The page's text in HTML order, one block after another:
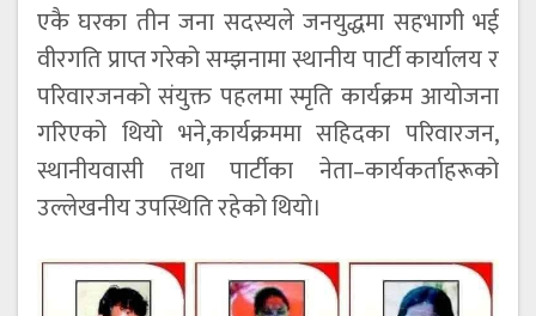
एकै घरका तीन जना सदस्यले जनयुद्धमा सहभागी भई
वीरगति प्राप्त गरेको सम्झनामा स्थानीय पार्टी कार्यालय र
परिवारजनको संयुक्त पहलमा स्मृति कार्यक्रम आयोजना
गरिएको थियो भने,कार्यक्रममा सहिदका परिवारजन,
स्थानीयवासी तथा पार्टीका नेता–कार्यकर्ताहरूको
उल्लेखनीय उपस्थिति रहेको थियो।